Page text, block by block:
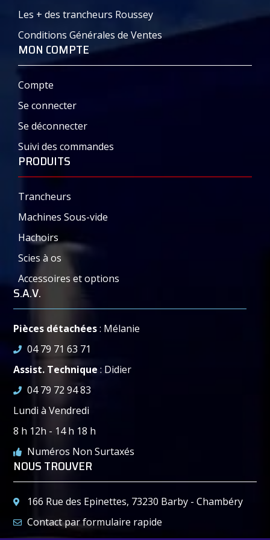
Document – Plaquette commerciale – PDF :
Trancheur_RousseyFils_Lago-2_Manuel
Les + des trancheurs Roussey
Conditions Générales de Ventes
MON COMPTE
Compte
Se connecter
Se déconnecter
Suivi des commandes
PRODUITS
Trancheurs
Machines Sous-vide
Hachoirs
Scies à os
Accessoires et options
S.A.V.
Pièces détachées: Mélanie
04 79 71 63 71
Assist. Technique : Didier
04 79 72 94 83
Lundi à Vendredi
8 h 12h - 14 h 18 h
Numéros Non Surtaxés
NOUS TROUVER
166 Rue des Epinettes, 73230 Barby - Chambéry
Contact par formulaire rapide